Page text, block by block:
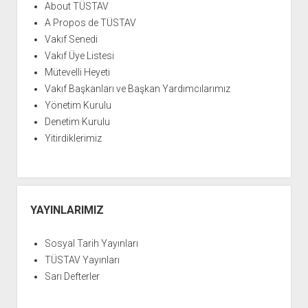
ATTF KİTAPLIĞI
GDF KİTAPLIĞI
About TÜSTAV
A Propos de TÜSTAV
Vakıf Senedi
Vakıf Üye Listesi
Mütevelli Heyeti
Vakıf Başkanları ve Başkan Yardımcılarımız
Yönetim Kurulu
Denetim Kurulu
Yitirdiklerimiz
YAYINLARIMIZ
Sosyal Tarih Yayınları
TÜSTAV Yayınları
Sarı Defterler